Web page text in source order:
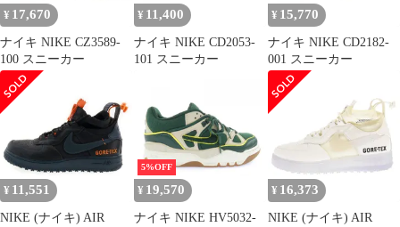
¥ 17,670
ナイキ NIKE CZ3589-
100 スニーカー
¥ 11,400
ナイキ NIKE CD2053-
101 スニーカー
¥ 15,770
ナイキ NIKE CD2182-
001 スニーカー
¥ 11,551
NIKE (ナイキ) AIR
5%OFF
¥ 19,570
ナイキ NIKE HV5032-
¥ 16,373
NIKE (ナイキ) AIR